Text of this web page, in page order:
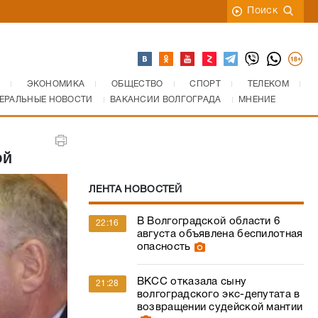
Поиск
ЭКОНОМИКА ОБЩЕСТВО СПОРТ
ТЕЛЕКОМ
НОВОСТИ
ВАКАНСИИ ВОЛГОГРАДА МНЕНИЕ
ЛЕНТА НОВОСТЕЙ
22:16
В Волгоградской области 6
августа объявлена беспилотная
опасность
21:28
ВКСС отказала сыну
волгоградского экс-депутата в
возвращении судейской мантии